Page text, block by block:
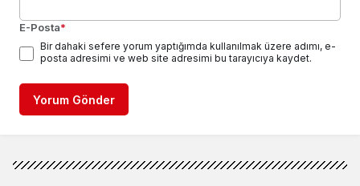
E-Posta*
Bir dahaki sefere yorum yaptığımda kullanılmak üzere adımı, e-
posta adresimi ve web site adresimi bu tarayıcıya kaydet.
Yorum Gönder